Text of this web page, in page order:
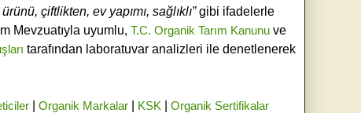
çiftlikten, ev yapımı, sağlıklı”gibi ifadelerle
Mevzuatıyla uyumlu, T.C. Organik Tarım Kanunuve
tarafından laboratuvar analizleri ile denetlenerek
| Organik Markalar| KSK Organik Sertifikalar